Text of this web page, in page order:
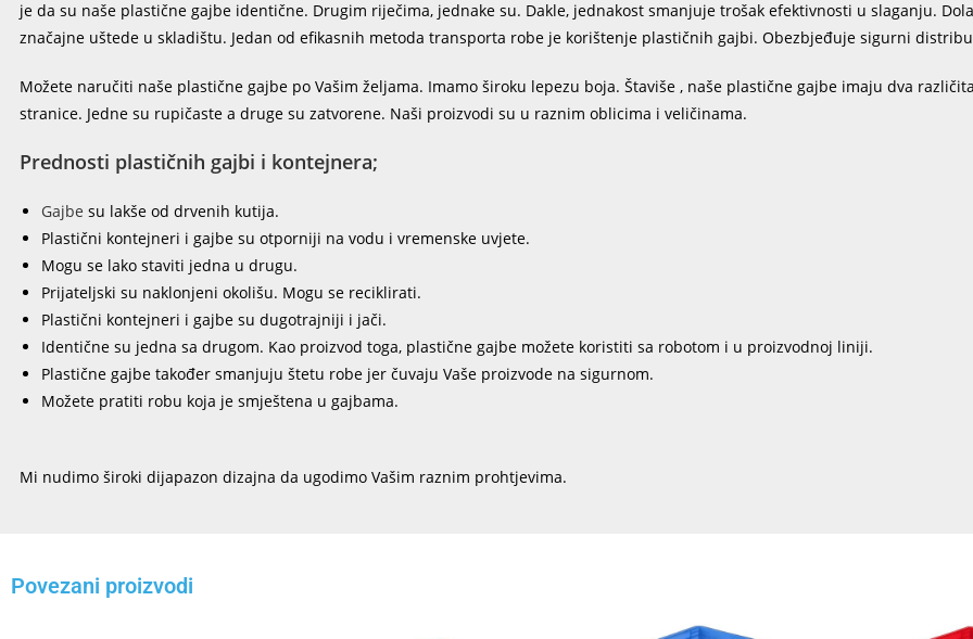
je da su naše plastične gajbe identične. Drugim riječima, jednake su. Dakle, jednakost smanjuje trošak efektivnosti u slaganju.
značajne uštede u skladištu. Jedan od efikasnih metoda transporta robe je korištenje plastičnih gajbi. Obezbjeđuje sigurni
Možete naručiti naše plastične gajbe po Vašim željama. Imamo široku lepezu boja. Štaviše , naše plastične gajbe imaju dva
stranice. Jedne su rupičaste a druge su zatvorene. Naši proizvodi su u raznim oblicima i veličinama.
Prednosti plastičnih gajbi i kontejnera;
Gajbe su lakše od drvenih kutija.
Plastični kontejneri i gajbe su otporniji na vodu i vremenske uvjete.
Mogu se lako staviti jedna u drugu.
Prijateljski su naklonjeni okolišu. Mogu se reciklirati.
Plastični kontejneri i gajbe su dugotrajniji i jači.
Identične su jedna sa drugom. Kao proizvod toga, plastične gajbe možete koristiti sa robotom i u proizvodnoj liniji.
Plastične gajbe također smanjuju štetu robe jer čuvaju Vaše proizvode na sigurnom.
Možete pratiti robu koja je smještena u gajbama.
Mi nudimo široki dijapazon dizajna da ugodimo Vašim raznim prohtjevima.
Povezani proizvodi